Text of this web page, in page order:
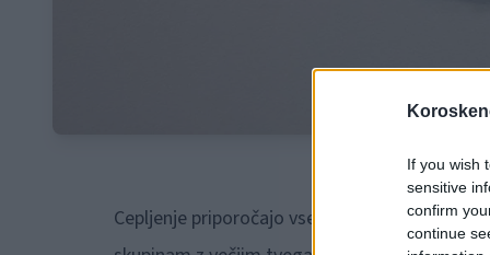
If you wish
sensitive
confirm
continue
Cepljenje priporočajo vsem prebivalcem, ki